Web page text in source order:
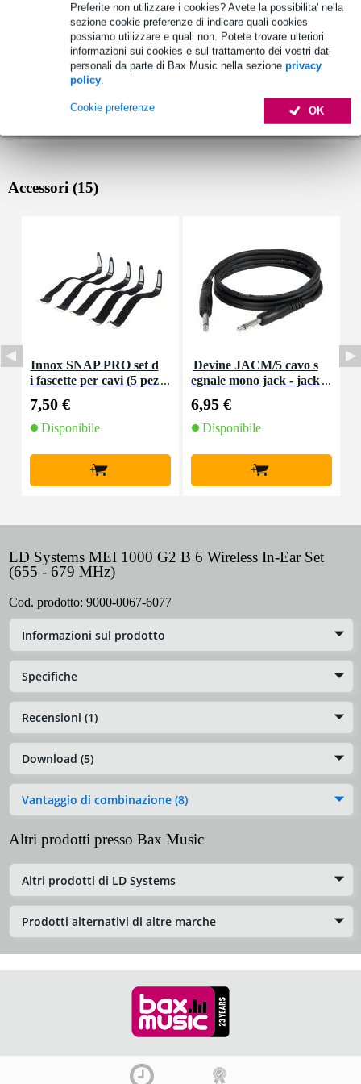
Preferite non utilizzare i cookies? Avete la possibilita' nella
sezione cookie preferenze di indicare quali cookies
possiamo utilizzare e quali non. Potete trovare ulteriori
informazioni sui cookies e sul trattamento dei vostri dati
personali da parte di Bax Music nella sezione privacy
policy.
OK
Cookie preferenze
Accessori (15)
Innox SNAP PRO set d
i fascette per cavi (5 pez
7,50 €
Disponibile
+
Devine JACM/5 cavo s
egnale mono jack - jack
6,95 €
Disponibile
+
LD Systems MEI 1000 G2 B 6 Wireless In-Ear Set
(655 - 679 MHz)
Cod. prodotto: 9000-0067-6077
Informazioni sul prodotto
Specifiche
Recensioni (1)
Download (5)
Vantaggio di combinazione (8)
Altri prodotti presso Bax Music
Altri prodotti di LD Systems
Prodotti alternativi di altre marche